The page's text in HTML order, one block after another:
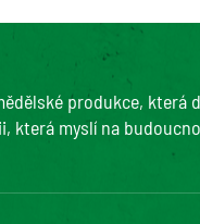
produkce, která
myslí na